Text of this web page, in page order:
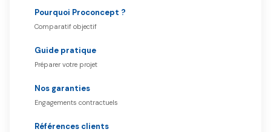
Pourquoi Proconcept ?
Comparatif objectif
Guide pratique
Préparer votre projet
Nos garanties
Engagements contractuels
Références clients